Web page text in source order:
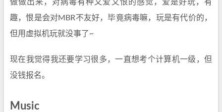
做做出来，对病毒有种又爱又恨的感觉，爱是好玩，有
趣，恨是会对MBR不友好，毕竟病毒嘛，玩是有代价的，
但用虚拟机玩就没事了~
现在我觉得我还要学习很多，一直想考个计算机一级，但
没钱报名。
Music